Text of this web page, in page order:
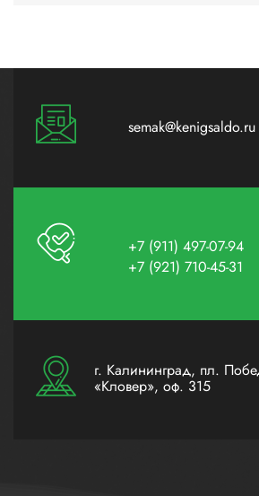
semak@kenigsaldo.ru
+7 (911) 497-07-94
+7 (921) 710-45-31
г. Калининград, пл.
«Кловер», оф. 315